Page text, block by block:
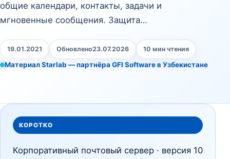
общие календари, контакты, задачи и
мгновенные сообщения. Защита…
19.01.2021 Обновлено23.07.2026 10 мин чтения
Материал Starlab — партнёра GFI Software в Узбекистане
КОРОТКО
Корпоративный почтовый сервер · версия 10